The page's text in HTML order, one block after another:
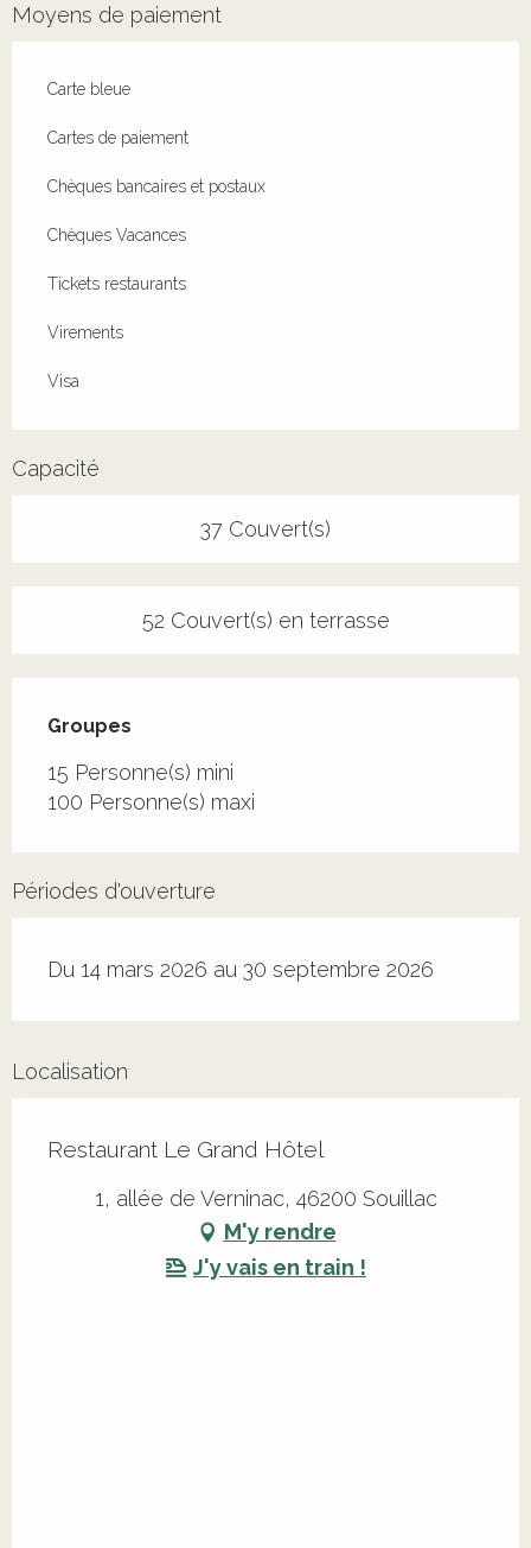
Moyens de paiement
Carte bleue
Cartes de paiement
Chèques bancaires et postaux
Chèques Vacances
Tickets restaurants
Virements
Visa
Capacité
37 Couvert(s)
52 Couvert(s) en terrasse
Groupes
Groupes
15 Personne(s) mini
100 Personne(s) maxi
Périodes d'ouverture
Du 14 mars 2026 au 30 septembre 2026
Localisation
Restaurant Le Grand Hôtel
1, allée de Verninac, 46200 Souillac
M'y rendre
J'y vais en train !